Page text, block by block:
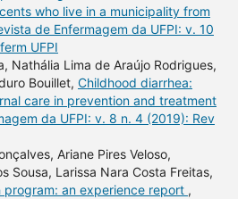
who live in a municipality from
de Enfermagem da UFPI: v. 10
UFPI
Nathália Lima de Araújo Rodrigues,
Bouillet, Childhood diarrhea:
care in prevention and treatment
da UFPI: v. 8 n. 4 (2019): Rev
Ariane Pires Veloso,
Sousa, Larissa Nara Costa Freitas,
program: an experience report ,